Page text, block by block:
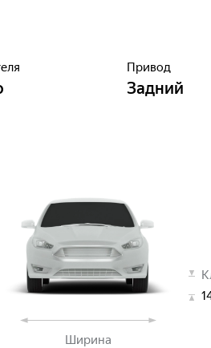
Привод
Задний
Ширина